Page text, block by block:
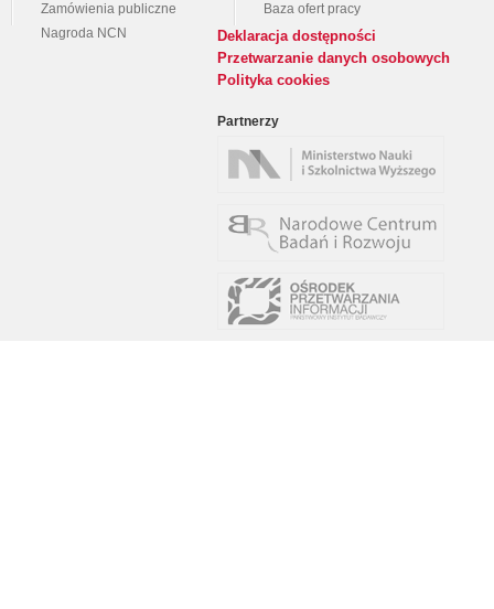
Zamówienia publiczne
Nagroda NCN
Baza ofert pracy
Deklaracja dostępności
Przetwarzanie danych osobowych
Polityka cookies
Partnerzy